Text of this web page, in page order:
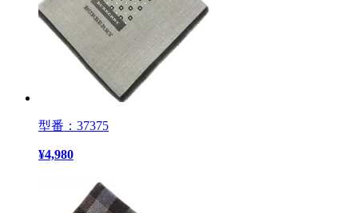
型番：37375
¥4,980